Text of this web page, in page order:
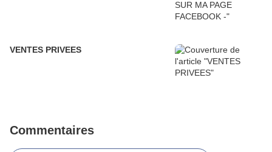
VENTES PRIVEES
Commentaires